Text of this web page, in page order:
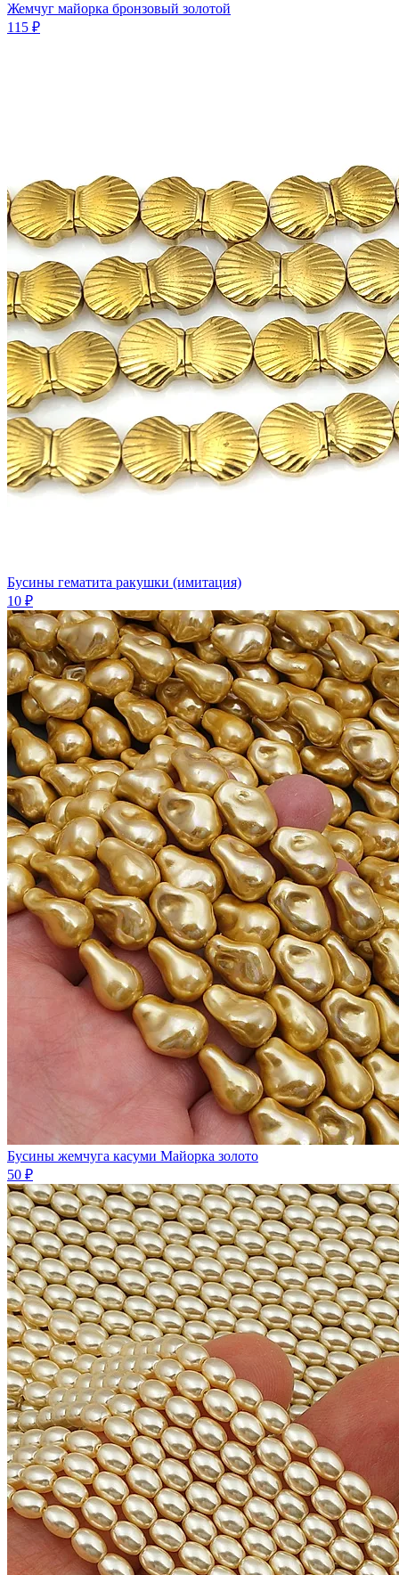
Жемчуг майорка бронзовый золотой
115 ₽
Бусины гематита ракушки (имитация)
10 ₽
Бусины жемчуга касуми Майорка золото
50 ₽